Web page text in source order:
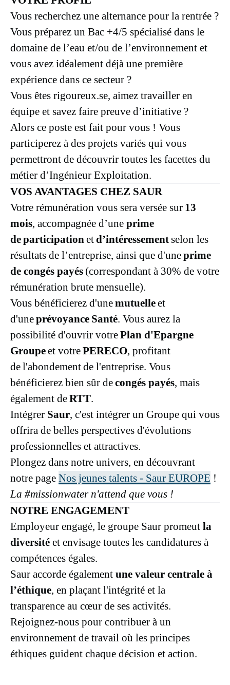
Vous recherchez une alternance pour la rentrée ?
Vous préparez un Bac +4/5 spécialisé dans le
domaine de l’eau et/ou de l’environnement et
vous avez idéalement déjà une première
expérience dans ce secteur ?
Vous êtes rigoureux.se, aimez travailler en
équipe et savez faire preuve d’initiative ?
Alors ce poste est fait pour vous ! Vous
participerez à des projets variés qui vous
permettront de découvrir toutes les facettes du
métier d’Ingénieur Exploitation.
VOS AVANTAGES CHEZ SAUR
Votre rémunération vous sera versée sur 13
mois, accompagnée d’une prime
de participationetd’intéressementselon les
résultats de l’entreprise, ainsi que d'uneprime
de congés payés (correspondant à 30% de votre
rémunération brute mensuelle).
Vous bénéficierez d'unemutuelleet
d'uneprévoyance Santé. Vous aurez la
possibilité d'ouvrir votrePlan d'Epargne
Groupeet votrePERECO, profitant
de l'abondement de l'entreprise. Vous
bénéficierez bien sûr decongés payés, mais
également deRTT.
Intégrer Saur, c'est intégrer un Groupe qui vous
offrira de belles perspectives d'évolutions
professionnelles et attractives.
Plongez dans notre univers, en découvrant
notre page Nos jeunes talents - Saur EUROPE !
La #missionwater n'attend que vous !
NOTRE ENGAGEMENT
Employeur engagé, le groupe Saur promeut la
diversité et envisage toutes les candidatures à
compétences égales.
Saur accorde également une valeur centrale à
l’éthique, en plaçant l'intégrité et la
transparence au cœur de ses activités.
Rejoignez-nous pour contribuer à un
environnement de travail où les principes
éthiques guident chaque décision et action.